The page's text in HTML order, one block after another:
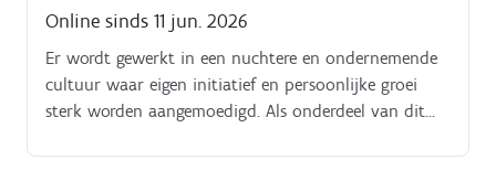
Online sinds 11 jun. 2026
Er wordt gewerkt in een nuchtere en ondernemende
cultuur waar eigen initiatief en persoonlijke groei
sterk worden aangemoedigd. Als onderdeel van dit